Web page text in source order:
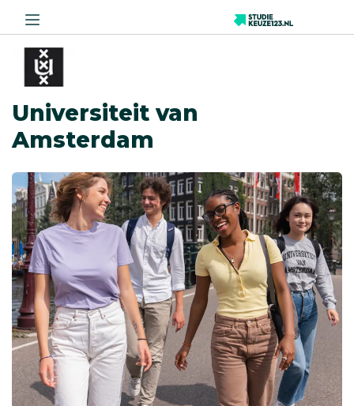
Universiteit van
Amsterdam